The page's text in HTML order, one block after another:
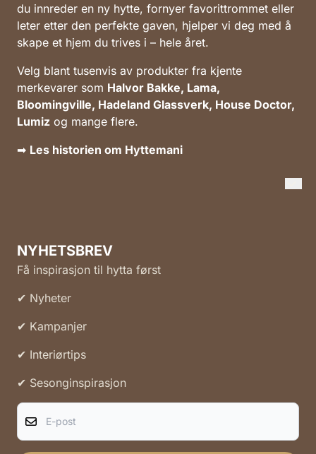
du innreder en ny hytte, fornyer favorittrommet eller
leter etter den perfekte gaven, hjelper vi deg med å
skape et hjem du trives i – hele året.
Velg blant tusenvis av produkter fra kjente
merkevarer som Halvor Bakke, Lama,
Bloomingville, Hadeland Glassverk, House Doctor,
Lumiz og mange flere.
➡ Les historien om Hyttemani
NYHETSBREV
Få inspirasjon til hytta først
✔ Nyheter
✔ Kampanjer
✔ Interiørtips
✔ Sesonginspirasjon
E-post